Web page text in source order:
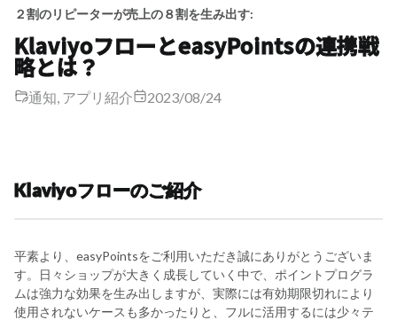
２割のリピーターが売上の８割を生み出す:
KlaviyoフローとeasyPointsの連携戦
略とは？
通知, アプリ紹介 2023/08/24
Klaviyoフローのご紹介
平素より、easyPointsをご利用いただき誠にありがとうございま
す。日々ショップが大きく成長していく中で、ポイントプログラ
ムは強力な効果を生み出しますが、実際には有効期限切れにより
使用されないケースも多かったりと、フルに活用するには少々テ